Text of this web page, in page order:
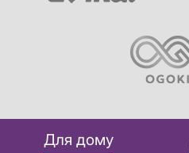
Для дому